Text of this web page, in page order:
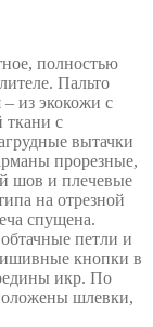
полностью
Пальто
– из экокожи с
ткани с
вытачки
прорезные,
шов и плечевые
на отрезной
спущена.
петли и
кнопки в
икр. По
шлевки,